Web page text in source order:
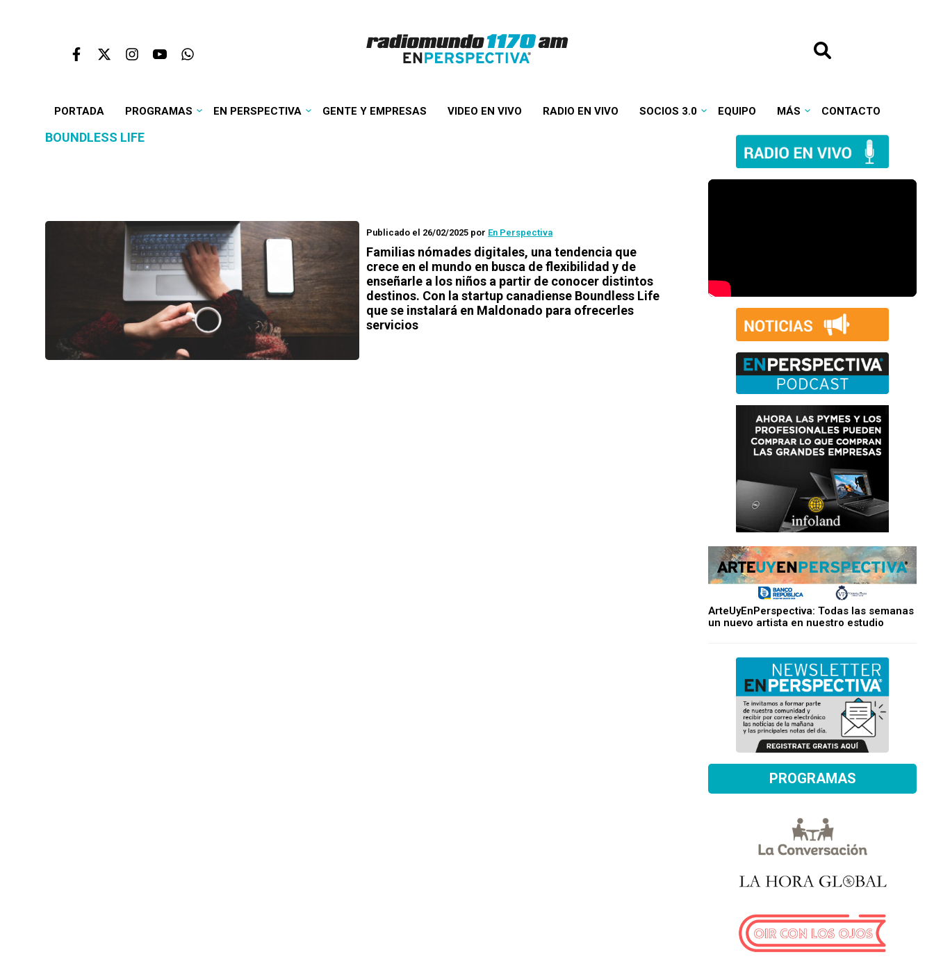
PORTADA PROGRAMAS EN PERSPECTIVA GENTE Y EMPRESAS VIDEO EN VIVO RADIO EN VIVO SOCIOS 3.0 EQUIPO MÁS CONTACTO
BOUNDLESS LIFE
Publicado el 26/02/2025 por En Perspectiva
Familias nómades digitales, una tendencia que
crece en el mundo en busca de flexibilidad y de
enseñarle a los niños a partir de conocer distintos
destinos. Con la startup canadiense Boundless Life
que se instalará en Maldonado para ofrecerles
servicios
ArteUyEnPerspectiva: Todas las semanas
un nuevo artista en nuestro estudio
PROGRAMAS